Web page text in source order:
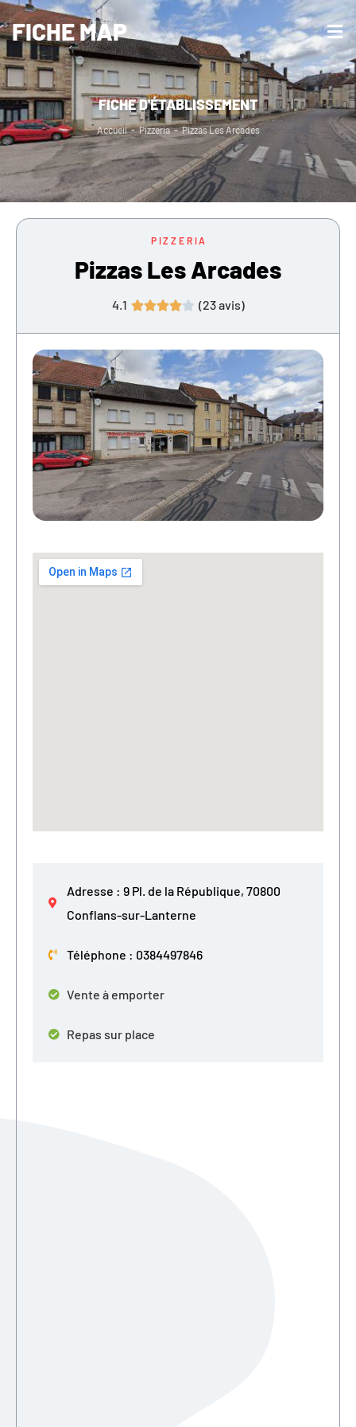
FICHE MAP
FICHE D'ÉTABLISSEMENT
Accueil - Pizzeria - Pizzas Les Arcades
PIZZERIA
Pizzas Les Arcades
4.1  (23avis)
Adresse : 9 Pl. de la République, 70800
Conflans-sur-Lanterne
Téléphone : 0384497846
Vente à emporter
Repas sur place